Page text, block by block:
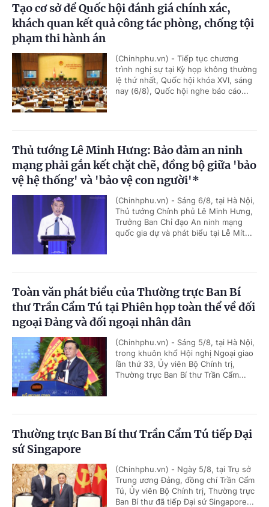
Tạo cơ sở để Quốc hội đánh giá chính xác,
khách quan kết quả công tác phòng, chống tội
phạm thi hành án
(Chinhphu.vn) - Tiếp tục chương
trình nghị sự tại Kỳ họp không thường
lệ thứ nhất, Quốc hội khóa XVI, sáng
nay (6/8), Quốc hội nghe báo cáo...
Thủ tướng Lê Minh Hưng: Bảo đảm an ninh
mạng phải gắn kết chặt chẽ, đồng bộ giữa 'bảo
vệ hệ thống' và 'bảo vệ con người'*
(Chinhphu.vn) - Sáng 6/8, tại Hà Nội,
Thủ tướng Chính phủ Lê Minh Hưng,
Trưởng Ban Chỉ đạo An ninh mạng
quốc gia dự và phát biểu tại Lễ Mít...
Toàn văn phát biểu của Thường trực Ban Bí
thư Trần Cẩm Tú tại Phiên họp toàn thể về đối
ngoại Đảng và đối ngoại nhân dân
(Chinhphu.vn) - Sáng 5/8, tại Hà Nội,
trong khuôn khổ Hội nghị Ngoại giao
lần thứ 33, Ủy viên Bộ Chính trị,
Thường trực Ban Bí thư Trần Cẩm...
Thường trực Ban Bí thư Trần Cẩm Tú tiếp Đại
sứ Singapore
(Chinhphu.vn) - Ngày 5/8, tại Trụ sở
Trung ương Đảng, đồng chí Trần Cẩm
Tú, Ủy viên Bộ Chính trị, Thường trực
Ban Bí thư đã tiếp Đại sứ Singapore...